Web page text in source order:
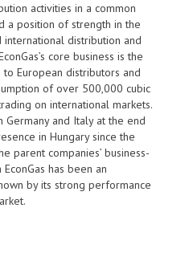
activities in a common
a position of strength in the
distribution and
core business is the
European distributors and
of over 500,000 cubic
on international markets.
Germany and Italy at the end
in Hungary since the
parent companies’ business-
has been an
by its strong performance